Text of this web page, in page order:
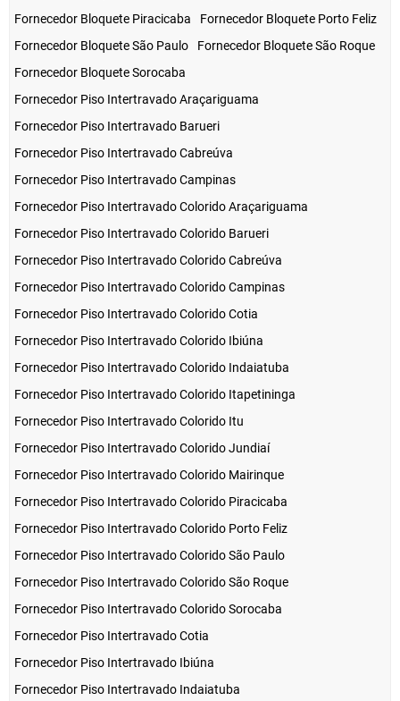
Fornecedor Bloquete Piracicaba
Fornecedor Bloquete Porto Feliz
Fornecedor Bloquete São Paulo
Fornecedor Bloquete São Roque
Fornecedor Bloquete Sorocaba
Fornecedor Piso Intertravado Araçariguama
Fornecedor Piso Intertravado Barueri
Fornecedor Piso Intertravado Cabreúva
Fornecedor Piso Intertravado Campinas
Fornecedor Piso Intertravado Colorido Araçariguama
Fornecedor Piso Intertravado Colorido Barueri
Fornecedor Piso Intertravado Colorido Cabreúva
Fornecedor Piso Intertravado Colorido Campinas
Fornecedor Piso Intertravado Colorido Cotia
Fornecedor Piso Intertravado Colorido Ibiúna
Fornecedor Piso Intertravado Colorido Indaiatuba
Fornecedor Piso Intertravado Colorido Itapetininga
Fornecedor Piso Intertravado Colorido Itu
Fornecedor Piso Intertravado Colorido Jundiaí
Fornecedor Piso Intertravado Colorido Mairinque
Fornecedor Piso Intertravado Colorido Piracicaba
Fornecedor Piso Intertravado Colorido Porto Feliz
Fornecedor Piso Intertravado Colorido São Paulo
Fornecedor Piso Intertravado Colorido São Roque
Fornecedor Piso Intertravado Colorido Sorocaba
Fornecedor Piso Intertravado Cotia
Fornecedor Piso Intertravado Ibiúna
Fornecedor Piso Intertravado Indaiatuba